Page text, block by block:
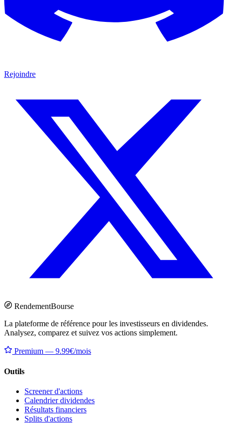
Rejoindre
RendementBourse
La plateforme de référence pour les investisseurs en dividendes.
Analysez, comparez et suivez vos actions simplement.
Premium — 9.99€/mois
Outils
Screener d'actions
Calendrier dividendes
Résultats financiers
Splits d'actions